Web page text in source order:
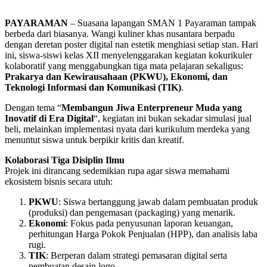
PAYARAMAN – Suasana lapangan SMAN 1 Payaraman tampak
berbeda dari biasanya. Wangi kuliner khas nusantara berpadu
dengan deretan poster digital nan estetik menghiasi setiap stan. Hari
ini, siswa-siswi kelas XII menyelenggarakan kegiatan kokurikuler
kolaboratif yang menggabungkan tiga mata pelajaran sekaligus:
Prakarya dan Kewirausahaan (PKWU), Ekonomi, dan
Teknologi Informasi dan Komunikasi (TIK).
Dengan tema “Membangun Jiwa Enterpreneur Muda yang
Inovatif di Era Digital“, kegiatan ini bukan sekadar simulasi jual
beli, melainkan implementasi nyata dari kurikulum merdeka yang
menuntut siswa untuk berpikir kritis dan kreatif.
Kolaborasi Tiga Disiplin Ilmu
Projek ini dirancang sedemikian rupa agar siswa memahami
ekosistem bisnis secara utuh:
PKWU: Siswa bertanggung jawab dalam pembuatan produk
(produksi) dan pengemasan (packaging) yang menarik.
Ekonomi: Fokus pada penyusunan laporan keuangan,
perhitungan Harga Pokok Penjualan (HPP), dan analisis laba
rugi.
TIK: Berperan dalam strategi pemasaran digital serta